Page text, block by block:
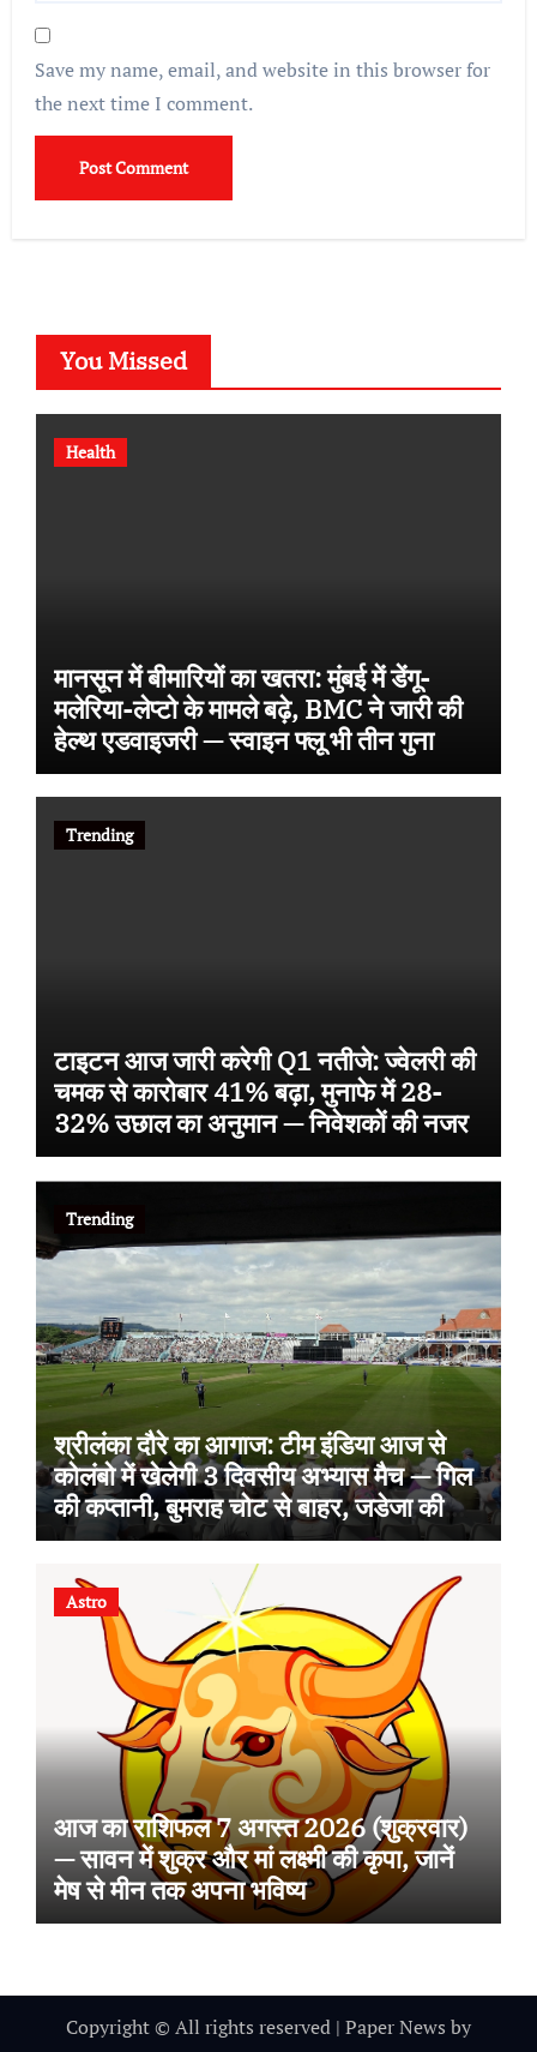
Save my name, email, and website in this browser for
the next time I comment.
You Missed
Health
मानसून में बीमारियों का खतरा: मुंबई में डेंगू-
मलेरिया-लेप्टो के मामले बढ़े, BMC ने जारी की
हेल्थ एडवाइजरी — स्वाइन फ्लू भी तीन गुना
Trending
टाइटन आज जारी करेगी Q1 नतीजे: ज्वेलरी की
चमक से कारोबार 41% बढ़ा, मुनाफे में 28-
32% उछाल का अनुमान — निवेशकों की नजर
Trending
श्रीलंका दौरे का आगाज: टीम इंडिया आज से
कोलंबो में खेलेगी 3 दिवसीय अभ्यास मैच — गिल
की कप्तानी, बुमराह चोट से बाहर, जडेजा की
वापसी
Astro
आज का राशिफल 7 अगस्त 2026 (शुक्रवार)
— सावन में शुक्र और मां लक्ष्मी की कृपा, जानें
मेष से मीन तक अपना भविष्य
Copyright © All rights reserved | Paper News by